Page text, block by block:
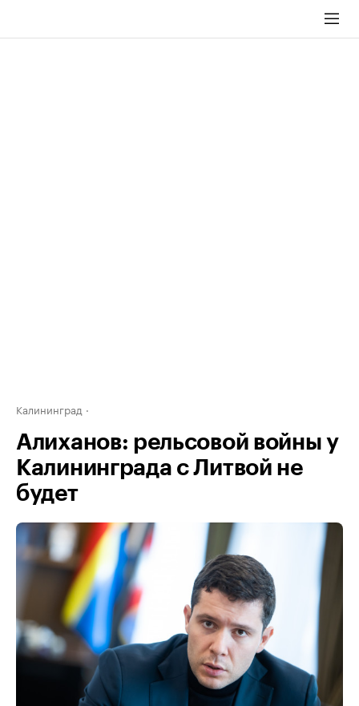
Калининград
Алиханов: рельсовой войны у
Калининграда с Литвой не
будет